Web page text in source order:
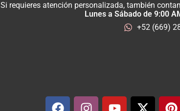
Si requieres atención personalizada, también
Lunes a Sábado de 9:00
+52 (669)